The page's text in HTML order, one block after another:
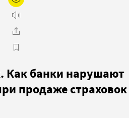
Как банки нарушают
продаже страховок